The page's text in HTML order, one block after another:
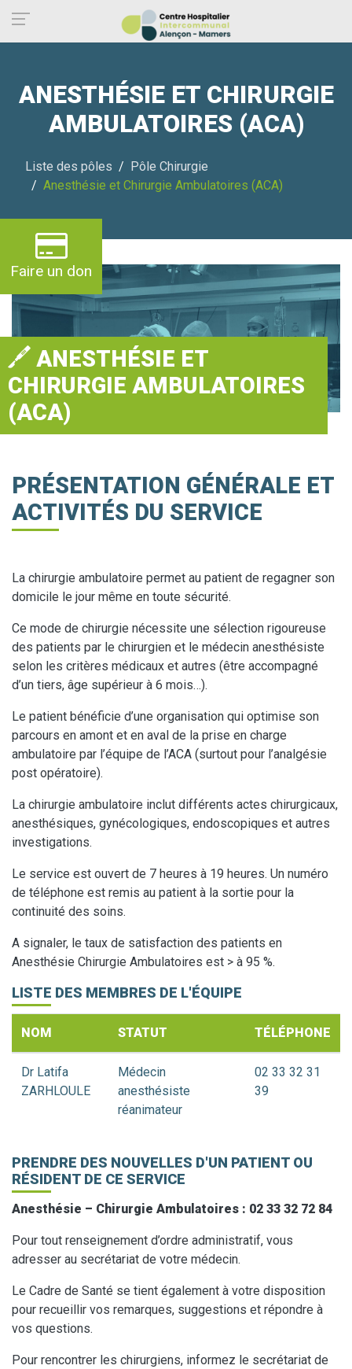
ANESTHÉSIE ET CHIRURGIE
AMBULATOIRES (ACA)
Liste des pôles
Pôle Chirurgie
Anesthésie et Chirurgie Ambulatoires (ACA)
ANESTHÉSIE ET
CHIRURGIE AMBULATOIRES
(ACA)
PRÉSENTATION GÉNÉRALE ET
ACTIVITÉS DU SERVICE
La chirurgie ambulatoire permet au patient de regagner son
domicile le jour même en toute sécurité.
Ce mode de chirurgie nécessite une sélection rigoureuse
des patients par le chirurgien et le médecin anesthésiste
selon les critères médicaux et autres (être accompagné
d’un tiers, âge supérieur à 6 mois…).
Le patient bénéficie d’une organisation qui optimise son
parcours en amont et en aval de la prise en charge
ambulatoire par l’équipe de l’ACA (surtout pour l’analgésie
post opératoire).
La chirurgie ambulatoire inclut différents actes chirurgicaux,
anesthésiques, gynécologiques, endoscopiques et autres
investigations.
Le service est ouvert de 7 heures à 19 heures. Un numéro
de téléphone est remis au patient à la sortie pour la
continuité des soins.
A signaler, le taux de satisfaction des patients en
Anesthésie Chirurgie Ambulatoires est > à 95 %.
LISTE DES MEMBRES DE L'ÉQUIPE
NOM STATUT TÉLÉPHONE
Dr Latifa
ZARHLOULE
Médecin
anesthésiste
réanimateur
02 33 32 31
39
PRENDRE DES NOUVELLES D'UN PATIENT OU
RÉSIDENT DE CE SERVICE
Anesthésie – Chirurgie Ambulatoires : 02 33 32 72 84
Pour tout renseignement d’ordre administratif, vous
adresser au secrétariat de votre médecin.
Le Cadre de Santé se tient également à votre disposition
pour recueillir vos remarques, suggestions et répondre à
vos questions.
Pour rencontrer les chirurgiens, informez le secrétariat de
Faire un don
Panneau de gestion des cookies